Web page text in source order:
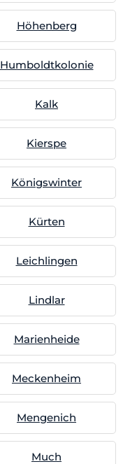
Höhenberg
Humboldtkolonie
Kalk
Kierspe
Königswinter
Kürten
Leichlingen
Lindlar
Marienheide
Meckenheim
Mengenich
Much